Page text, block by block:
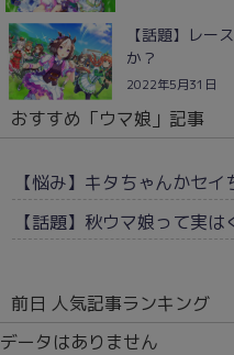
【話題】レー
か？
2022年5月31日
おすすめ「ウマ娘」記事
【悩み】キタちゃんかセ
【話題】秋ウマ娘って実
前日 人気記事ランキング
データはありません